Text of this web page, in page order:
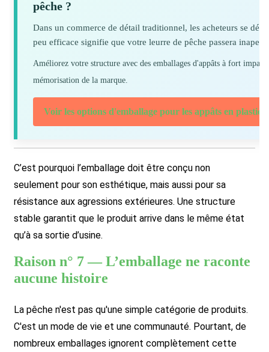
pêche ?
Dans un commerce de détail traditionnel, les acheteurs se
peu efficace signifie que votre leurre de pêche passera
Améliorez votre structure avec des emballages d'appâts à fort
mémorisation de la marque.
Voir les options d'emballage pour les appâts en
C’est pourquoi l’emballage doit être conçu non
seulement pour son esthétique, mais aussi pour sa
résistance aux agressions extérieures. Une structure
stable garantit que le produit arrive dans le même état
qu’à sa sortie d’usine.
Raison n° 7 — L’emballage ne raconte
aucune histoire
La pêche n'est pas qu'une simple catégorie de produits.
C'est un mode de vie et une communauté. Pourtant, de
nombreux emballages ignorent complètement cette